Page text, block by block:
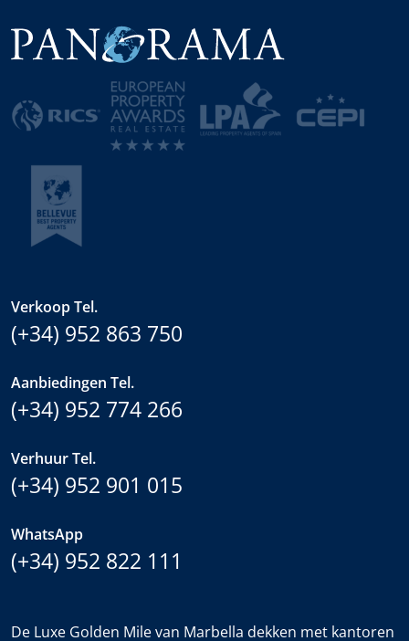
Verkoop Tel.
(+34) 952 863 750
Aanbiedingen Tel.
(+34) 952 774 266
Verhuur Tel.
(+34) 952 901 015
WhatsApp
(+34) 952 822 111
De Luxe Golden Mile van Marbella dekken met kantoren